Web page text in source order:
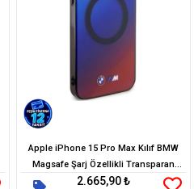
Apple iPhone 15 Pro Max Kılıf BMW
Magsafe Şarj Özellikli Transparan
Renk Geçişli Dizayn Orjinal Lisanslı
2.665,90 ₺